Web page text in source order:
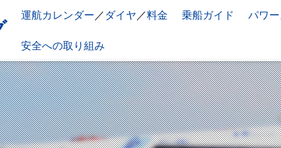
運航カレンダー ／ ダイヤ ／料金 乗船ガイド パワ
安全への取り組み